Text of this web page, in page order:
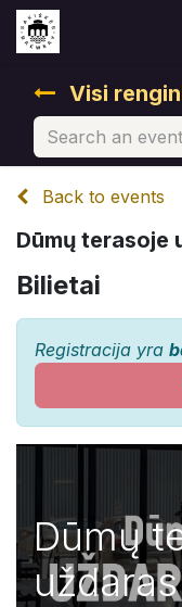
Visi
Back to events
Dūmų terasoje
Bilietai
Registracija yra
Dūmų